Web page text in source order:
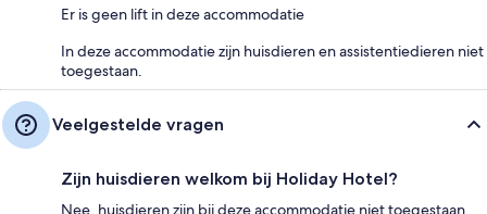
Er is geen lift in deze accommodatie
In deze accommodatie zijn huisdieren en assistentiedieren niet
toegestaan.
Veelgestelde vragen
Zijn huisdieren welkom bij Holiday Hotel?
Nee, huisdieren zijn bij deze accommodatie niet toegestaan.